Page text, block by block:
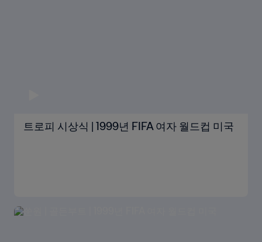
트로피 시상식 | 1999년 FIFA 여자 월드컵 미국